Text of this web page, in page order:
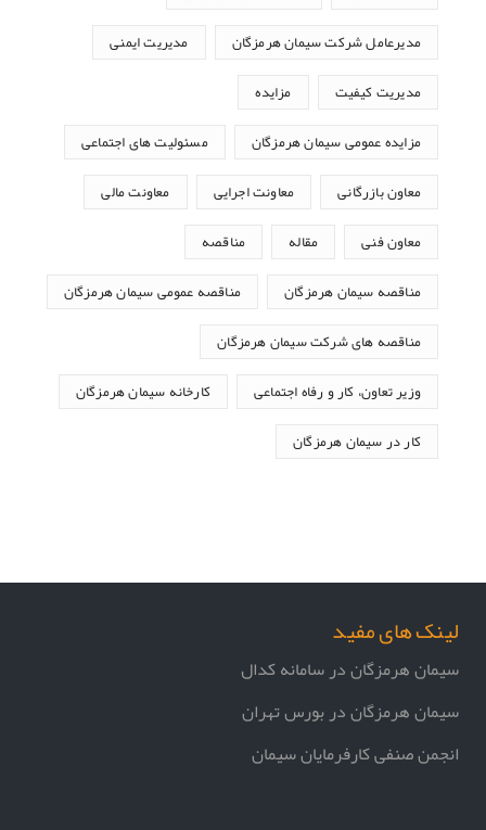
مدیرعامل شرکت سیمان هرمزگان مدیریت ایمنی
مدیریت کیفیت مزایده
مزایده عمومی سیمان هرمزگان مسئولیت های اجتماعی
معاون بازرگانی معاونت اجرایی معاونت مالی
معاون فنی مقاله مناقصه
مناقصه سیمان هرمزگان مناقصه عمومی سیمان هرمزگان
مناقصه های شرکت سیمان هرمزگان
وزیر تعاون، کار و رفاه اجتماعی کارخانه سیمان هرمزگان
کار در سیمان هرمزگان
لینک های مفید
سیمان هرمزگان در سامانه کدال
سیمان هرمزگان در بورس تهران
انجمن صنفی کارفرمایان سیمان